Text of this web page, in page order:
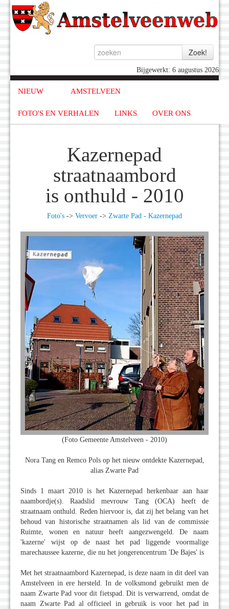
Bijgewerkt: 6 augustus 2026
NIEUW AMSTELVEEN
FOTO'S EN VERHALEN LINKS OVER ONS
Kazernepad
straatnaambord
is onthuld - 2010
Foto's -> Vervoer -> Zwarte Pad - Kazernepad
(Foto Gemeente Amstelveen - 2010)
Nora Tang en Remco Pols op het nieuw ontdekte Kazernepad,
alias Zwarte Pad
Sinds 1 maart 2010 is het Kazernepad herkenbaar aan haar
naambordje(s). Raadslid mevrouw Tang (OCA) heeft de
straatnaam onthuld. Reden hiervoor is, dat zij het belang van het
behoud van historische straatnamen als lid van de commissie
Ruimte, wonen en natuur heeft aangezwengeld. De naam
'kazerne' wijst op de naast het pad liggende voormalige
marechaussee kazerne, die nu het jongerencentrum 'De Bajes' is
Met het straatnaambord Kazernepad, is deze naam in dit deel van
Amstelveen in ere hersteld. In de volksmond gebruikt men de
naam Zwarte Pad voor dit fietspad. Dit is verwarrend, omdat de
naam Zwarte Pad al officieel in gebruik is voor het pad in